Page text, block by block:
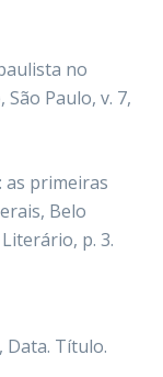
no
São Paulo, v. 7,
as primeiras
Belo
p. 3.
Data. Título.